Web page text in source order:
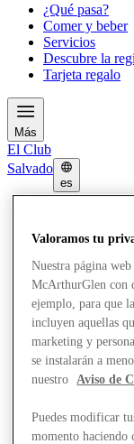
¿Qué pasa?
Comer y beber
Servicios
Descubre la
Tarjeta regalo
Más
El Club
Salvado
es
Ofertas
Planifica tu
¿Qué pasa?
Comer y beber
Servicios
Descubre la
Tarjeta regalo
Valoramos tu
Nuestra página
McArthurGlen con
ejemplo, para que
incluyen aquellas
marketing y
se instalarán a
nuestro
Aviso de
Puedes modificar
momento haciendo